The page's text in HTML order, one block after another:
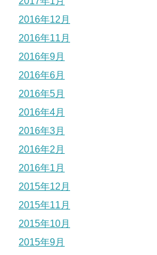
2016年12月
2016年11月
2016年9月
2016年6月
2016年5月
2016年4月
2016年3月
2016年2月
2016年1月
2015年12月
2015年11月
2015年10月
2015年9月